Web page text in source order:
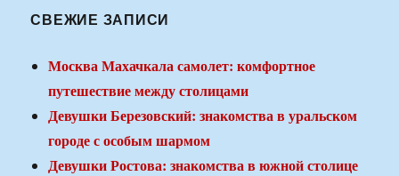
СВЕЖИЕ ЗАПИСИ
Москва Махачкала самолет: комфортное
путешествие между столицами
Девушки Березовский: знакомства в уральском
городе с особым шармом
Девушки Ростова: знакомства в южной столице